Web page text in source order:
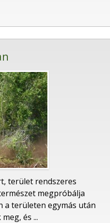
terület rendszeres
megpróbálja
a területen egymás után
és ...